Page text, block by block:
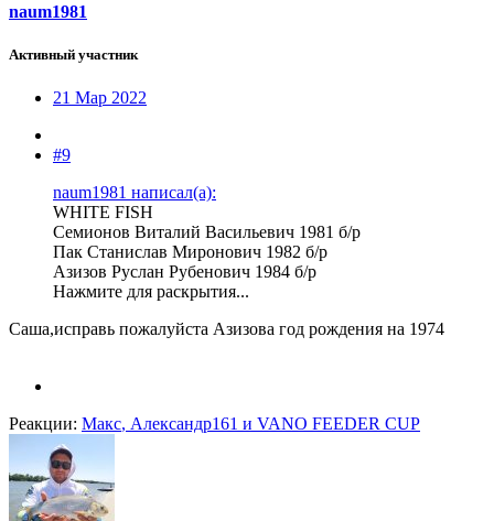
naum1981
Активный участник
21 Мар 2022
#9
naum1981 написал(а):
WHITE FISH
Семионов Виталий Васильевич 1981 б/р
Пак Станислав Миронович 1982 б/р
Азизов Руслан Рубенович 1984 б/р
Нажмите для раскрытия...
Саша,исправь пожалуйста Азизова год рождения на 1974
Реакции: Макс, Александр161 и VANO FEEDER CUP